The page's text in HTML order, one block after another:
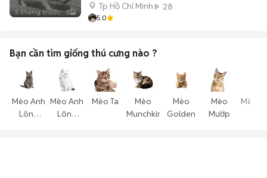
3 tháng trước 3
Tp Hồ Chí Minh 28
5.0
Bạn cần tìm giống thú cưng nào ?
Mèo Anh
Lông
Mèo Anh
Lông
Mèo Ta
Mèo
Munchkin
Mèo
Golden
Mèo
Mướp
Mèo